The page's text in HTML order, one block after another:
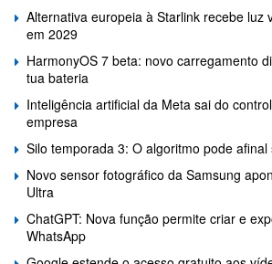
Alternativa europeia à Starlink recebe luz
em 2029
HarmonyOS 7 beta: novo carregamento
tua bateria
Inteligência artificial da Meta sai do
empresa
Silo temporada 3: O algoritmo pode afinal
Novo sensor fotográfico da Samsung
Ultra
ChatGPT: Nova função permite criar e
WhatsApp